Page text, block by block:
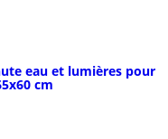
eau et lumières pour
cm